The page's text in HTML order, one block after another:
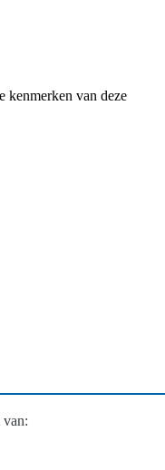
kenmerken van deze